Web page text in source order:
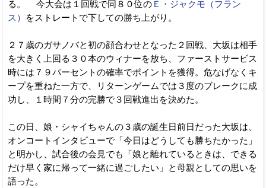
る。 今大会は１回戦で同８０位の Ｅ・ジャクモ（フラン
ス）
をストレートで下しての勝ち上がり。
２７歳のガサノバと初の顔合わせとなった２回戦、大坂は相手
を大きく上回る３０本のウィナーを放ち、ファーストサービス
時には７９パーセントの確率でポイントを獲得。危なげなくキ
ープを重ねた一方で、リターンゲームでは３度のブレークに成
功し、１時間７分の完勝で３回戦進出を決めた。
この日、娘・シャイちゃんの３歳の誕生日前日だった大坂は、
オンコートインタビューで「今日はどうしても勝ちたかった」
と明かし、試合後の会見でも「娘と離れているときは、できる
だけ早く家に帰って一緒に過ごしたい」と母親としての思いを
語った。